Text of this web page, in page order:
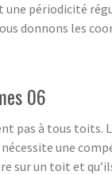
périodicité
donnons les
06
à tous toits.
une
sur un toit et